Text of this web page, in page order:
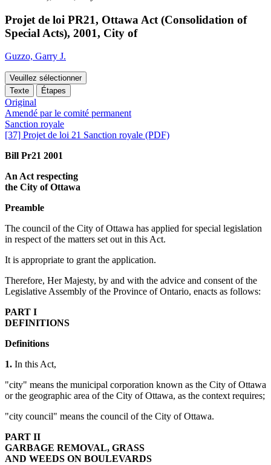
Projet de loi PR21, Ottawa Act (Consolidation of
Special Acts), 2001, City of
Guzzo, Garry J.
Veuillez sélectionner
Texte
Étapes
Original
Amendé par le comité permanent
Sanction royale
[37] Projet de loi 21 Sanction royale (PDF)
Bill Pr21 2001
An Act respecting
the City of Ottawa
Preamble
The council of the City of Ottawa has applied for special legislation
in respect of the matters set out in this Act.
It is appropriate to grant the application.
Therefore, Her Majesty, by and with the advice and consent of the
Legislative Assembly of the Province of Ontario, enacts as follows:
PART I
DEFINITIONS
Definitions
1. In this Act,
"city" means the municipal corporation known as the City of Ottawa
or the geographic area of the City of Ottawa, as the context requires;
"city council" means the council of the City of Ottawa.
PART II
GARBAGE REMOVAL, GRASS
AND WEEDS ON BOULEVARDS